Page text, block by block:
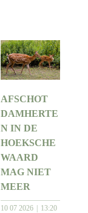
AFSCHOT
DAMHERTE
N IN DE
HOEKSCHE
WAARD
MAG NIET
MEER
10 07 2026 13:20